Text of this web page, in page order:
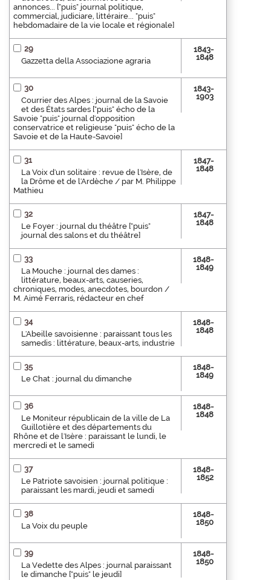
annonces... ["puis" journal politique,
commercial, judiciare, littéraire... "puis"
hebdomadaire de la vie locale et régionale]
29
Gazzetta della Associazione agraria
1843-
1848
30
Courrier des Alpes : journal de la Savoie
et des États sardes ["puis" écho de la
Savoie "puis" journal d'opposition
conservatrice et religieuse "puis" écho de la
Savoie et de la Haute-Savoie]
1843-
1903
31
La Voix d'un solitaire : revue de l'Isère, de
la Drôme et de l'Ardèche / par M. Philippe
Mathieu
1847-
1848
32
Le Foyer : journal du théâtre ["puis"
journal des salons et du théâtre]
1847-
1848
33
La Mouche : journal des dames :
littérature, beaux-arts, causeries,
chroniques, modes, anecdotes, bourdon /
M. Aimé Ferraris, rédacteur en chef
1848-
1849
34
L'Abeille savoisienne : paraissant tous les
samedis : littérature, beaux-arts, industrie
1848-
1848
35
Le Chat : journal du dimanche
1848-
1849
36
Le Moniteur républicain de la ville de La
Guillotière et des départements du
Rhône et de l'Isère : paraissant le lundi, le
mercredi et le samedi
1848-
1848
37
Le Patriote savoisien : journal politique :
paraissant les mardi, jeudi et samedi
1848-
1852
38
La Voix du peuple
1848-
1850
39
La Vedette des Alpes : journal paraissant
le dimanche ["puis" le jeudi]
1848-
1850